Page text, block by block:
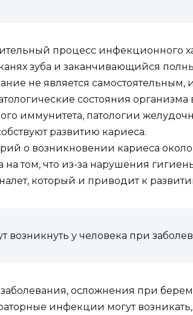
процесс инфекционного
зуба и заканчивающийся
не является
состояния организма
иммунитета, патологии
развитию кариеса.
о возникновении кариеса около
на том, что из-за нарушения
который и приводит к
возникнуть у человека при
осложнения при
инфекции могут